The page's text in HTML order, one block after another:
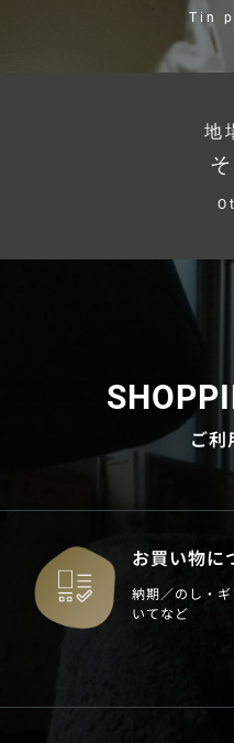
Tin
地
ご利
お買い物に
納期／のし・
いてなど